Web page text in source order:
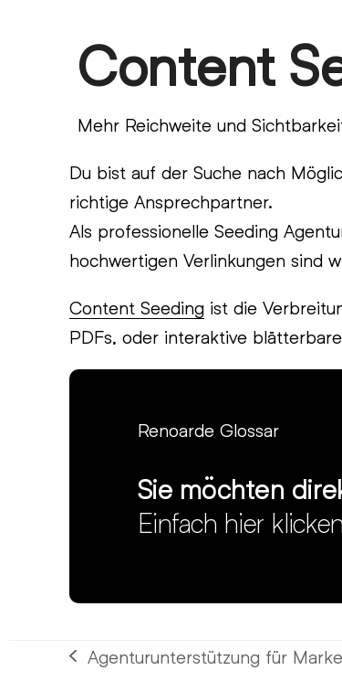
Content
Mehr Reichweite und
Du bist auf der Suche nach
richtige Ansprechpartner.
Als professionelle Seeding
hochwertigen Verlinkungen sind
Content Seeding ist die
PDFs, oder interaktive blätterbare
Renoarde Glossar
Sie möchten
Einfach hier
vorheriger
Agenturunterstützung für